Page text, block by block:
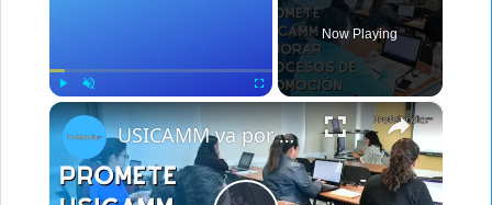
Unmute
Now Playing
×
USICAMM va por mejoras a Procesos de Promoción 2024-2024